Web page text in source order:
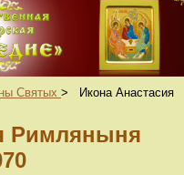
Святых >
Икона Анастасия
Римляныня